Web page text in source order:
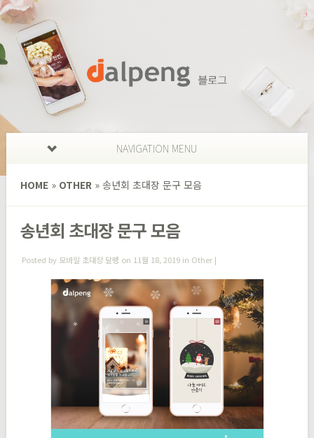
NAVIGATION MENU
HOME » OTHER »송년회 초대장 문구 모음
송년회 초대장 문구 모음
Posted by 모바일 초대장 달팽 on 11월 18, 2019 in Other|